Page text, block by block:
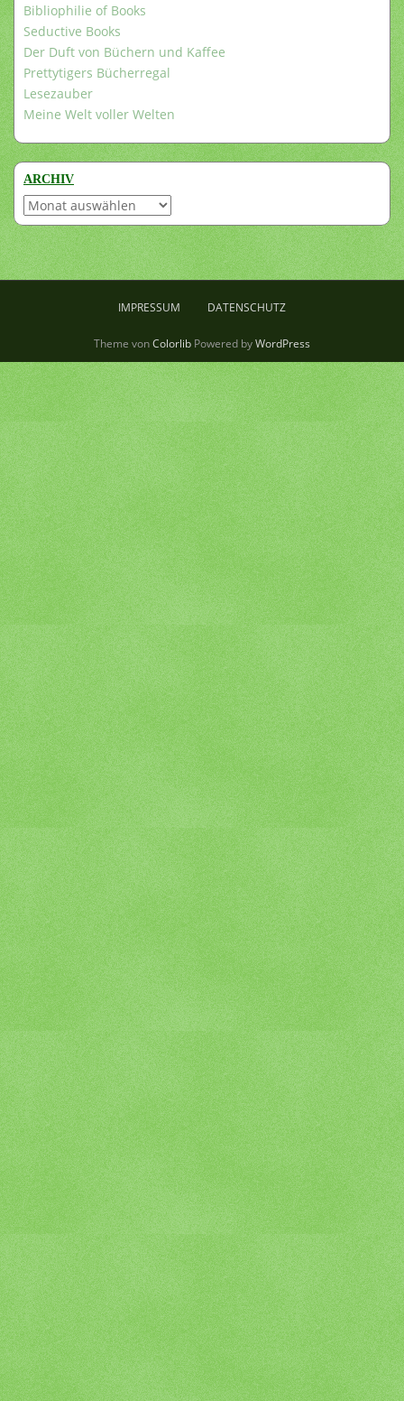
Bibliophilie of Books
Seductive Books
Der Duft von Büchern und Kaffee
Prettytigers Bücherregal
Lesezauber
Meine Welt voller Welten
ARCHIV
Archiv
IMPRESSUM DATENSCHUTZ
Theme vonColorlib Powered byWordPress